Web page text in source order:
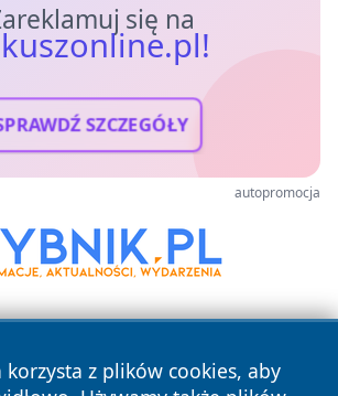
się na
SZCZEGÓŁY
autopromocja
korzysta z plików cookies, aby